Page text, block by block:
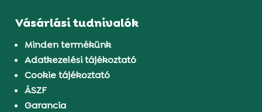
Vásárlási tudnivalók
Minden termékünk
Adatkezelési tájékoztató
Cookie tájékoztató
ÁSZF
Garancia